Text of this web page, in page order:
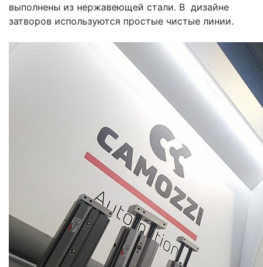
выполнены из нержавеющей стали. В дизайне
затворов используются простые чистые линии.